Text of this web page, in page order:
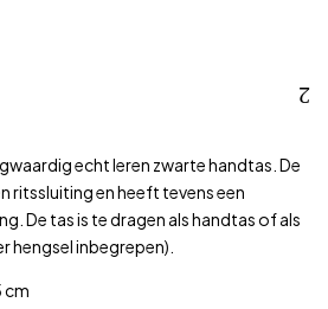
echt leren zwarte handtas. De
ritssluiting en heeft tevens een
De tas is te dragen als handtas of als
inbegrepen).
cm